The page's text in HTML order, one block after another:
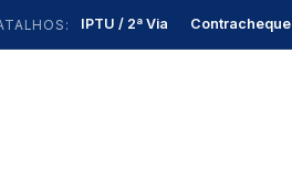
IPTU / 2ª Via Contracheque